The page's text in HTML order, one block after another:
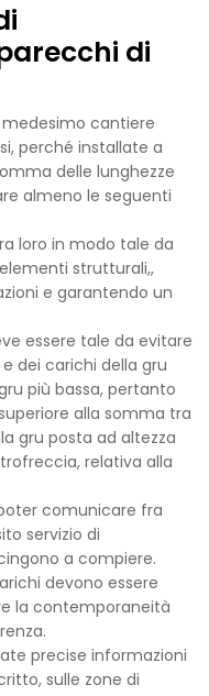
di
cantiere
perché installate a
delle lunghezze
almeno le seguenti
loro in modo tale da
strutturali,,
e garantendo un
essere tale da evitare
dei carichi della gru
più bassa, pertanto
alla somma tra
gru posta ad altezza
relativa alla
comunicare fra
servizio di
a compiere.
devono essere
la contemporaneità
precise informazioni
sulle zone di